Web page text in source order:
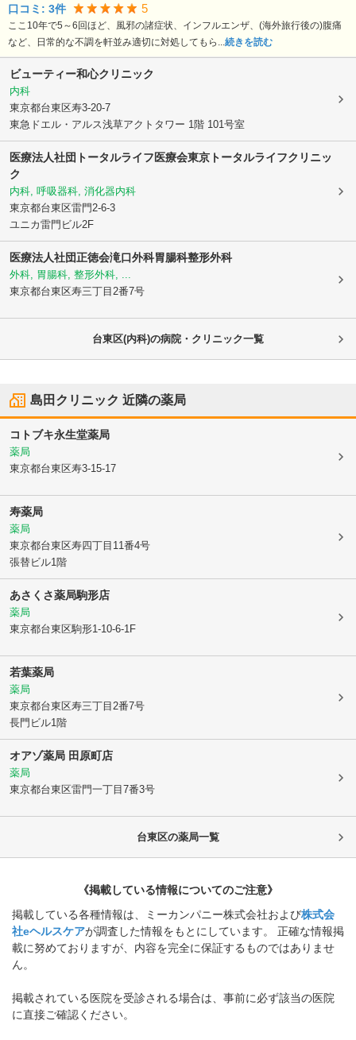
口コミ: 3件 5
ここ10年で5～6回ほど、風邪の諸症状、インフルエンザ、(海外旅行後の)腹痛
など、日常的な不調を軒並み適切に対処してもら... 続きを読む
ビューティー和心クリニック
内科
東京都台東区寿3-20-7
東急ドエル・アルス浅草アクトタワー 1階 101号室
医療法人社団トータルライフ医療会東京トータルライフクリニッ
ク
内科, 呼吸器科, 消化器内科
東京都台東区雷門2-6-3
ユニカ雷門ビル2F
医療法人社団正徳会滝口外科胃腸科整形外科
外科, 胃腸科, 整形外科, ...
東京都台東区寿三丁目2番7号
台東区(内科)の病院・クリニック一覧
島田クリニック 近隣の薬局
コトブキ永生堂薬局
薬局
東京都台東区寿3-15-17
寿薬局
薬局
東京都台東区寿四丁目11番4号
張替ビル1階
あさくさ薬局駒形店
薬局
東京都台東区駒形1-10-6-1F
若葉薬局
薬局
東京都台東区寿三丁目2番7号
長門ビル1階
オアゾ薬局 田原町店
薬局
東京都台東区雷門一丁目7番3号
台東区の薬局一覧
《掲載している情報についてのご注意》
掲載している各種情報は、ミーカンパニー株式会社および株式会
社eヘルスケアが調査した情報をもとにしています。 正確な情報掲
載に努めておりますが、内容を完全に保証するものではありませ
ん。
掲載されている医院を受診される場合は、事前に必ず該当の医院
に直接ご確認ください。